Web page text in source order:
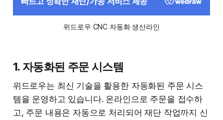
위드로우 CNC 자동화 생산라인
1. 자동화된 주문 시스템
위드로우는 최신 기술을 활용한 자동화된 주문 시스
템을 운영하고 있습니다. 온라인으로 주문을 접수하
고, 주문 내용은 자동으로 처리되어 재단 작업까지 신